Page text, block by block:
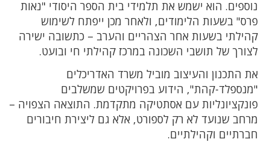
נוספים. הוא ישמש את תלמידי בית הספר היסודי "נאות
פרס" בשעות הלימודים, ולאחר מכן ייפתח לשימוש
קהילתי בשעות אחר הצהריים והערב – כתשובה ישירה
לצורך של תושבי השכונה במרכז קהילתי חי ובועט.
את התכנון והעיצוב מוביל משרד האדריכלים
"מנספלד-קהת", הידוע בפרויקטים שמשלבים
פונקציונליות עם אסתטיקה מתקדמת. התוצאה הצפויה –
מרחב שנועד לא רק לספורט, אלא גם ליצירת חיבורים
חברתיים וקהילתיים.